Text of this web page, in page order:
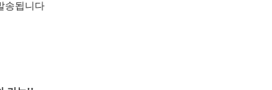
송됩니다